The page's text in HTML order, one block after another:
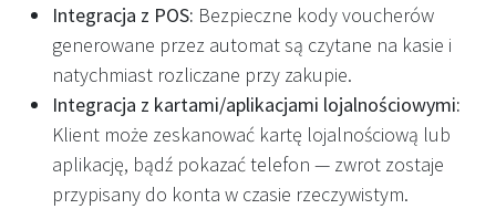
Integracja z POS: Bezpieczne kody voucherów
generowane przez automat są czytane na kasie i
natychmiast rozliczane przy zakupie.
Integracja z kartami/aplikacjami lojalnościowymi:
Klient może zeskanować kartę lojalnościową lub
aplikację, bądź pokazać telefon — zwrot zostaje
przypisany do konta w czasie rzeczywistym.